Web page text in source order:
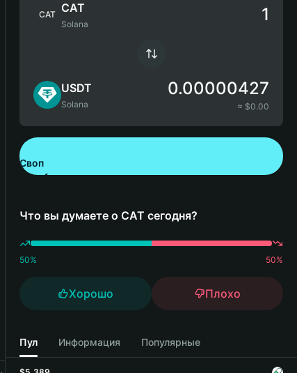
CAT CAT
Solana
USDT
Solana
0.00000427
≈ $0.00
Своп
Что вы думаете о CAT сегодня?
50% 50%
Хорошо Плохо
Пул Информация Популярные